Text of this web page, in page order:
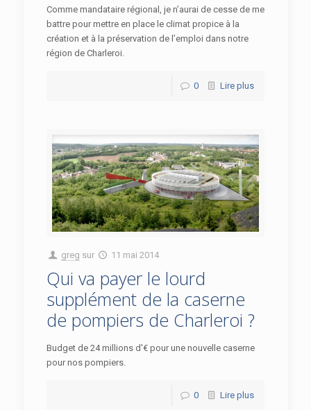
Comme mandataire régional, je n’aurai de cesse de me
battre pour mettre en place le climat propice à la
création et à la préservation de l’emploi dans notre
région de Charleroi.
0 Lire plus
greg sur 11 mai 2014
Qui va payer le lourd
supplément de la caserne
de pompiers de Charleroi ?
Budget de 24 millions d'€ pour une nouvelle caserne
pour nos pompiers.
0 Lire plus